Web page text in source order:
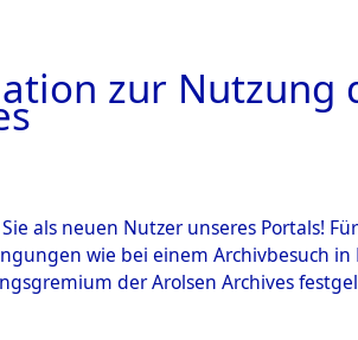
zur Nutzung
als neuen Nutzer unseres Portals!
wie bei einem Archivbesuch
der Arolsen Archives